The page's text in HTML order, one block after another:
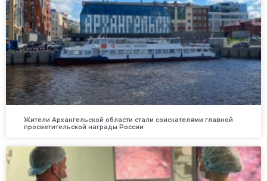
Жители Архангельской области стали соискателями главной
просветительской награды России